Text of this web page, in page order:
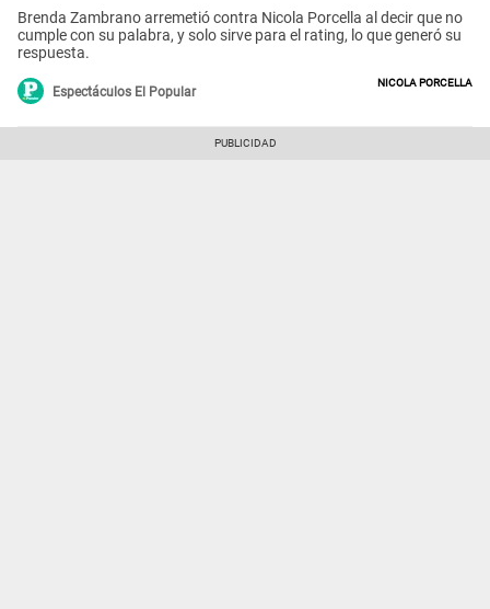
Brenda Zambrano arremetió contra Nicola Porcella al decir que no
cumple con su palabra, y solo sirve para el rating, lo que generó su
respuesta.
Espectáculos El Popular
Nicola Porcella